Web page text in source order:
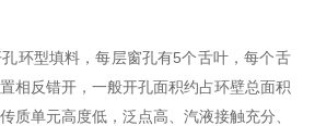
环型填料，每层窗孔有5个舌叶，每个舌
相反错开，一般开孔面积约占环壁总面积
质单元高度低，泛点高、汽液接触充分、